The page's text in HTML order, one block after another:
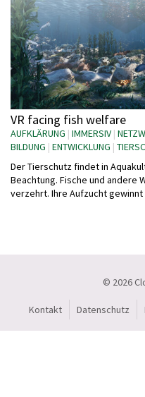
VR facing fish welfare
AUFKLÄRUNG | IMMERSIV |
BILDUNG | ENTWICKLUNG |
Der Tierschutz findet in
Beachtung. Fische und
verzehrt. Ihre Aufzucht
© 2026
Kontakt Datenschutz